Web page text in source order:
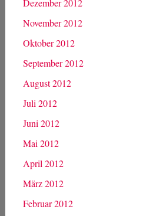
Dezember 2012
November 2012
Oktober 2012
September 2012
August 2012
Juli 2012
Juni 2012
Mai 2012
April 2012
März 2012
Februar 2012